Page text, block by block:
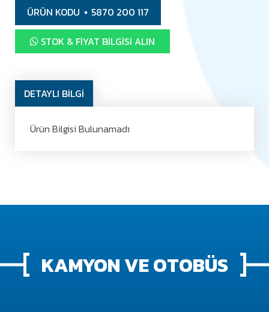
ÜRÜN KODU 5870 200 117
STOK & FIYAT BILGISI ALIN
DETAYLI BİLGİ
Ürün Bilgisi Bulunamadı
KAMYON VE OTOBÜS